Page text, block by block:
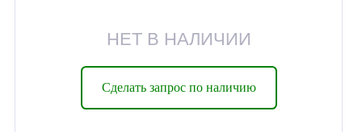
НЕТ В НАЛИЧИИ
Сделать запрос по наличию